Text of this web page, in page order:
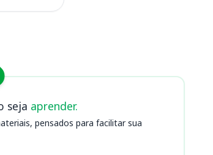
seja aprender.
pensados para facilitar sua